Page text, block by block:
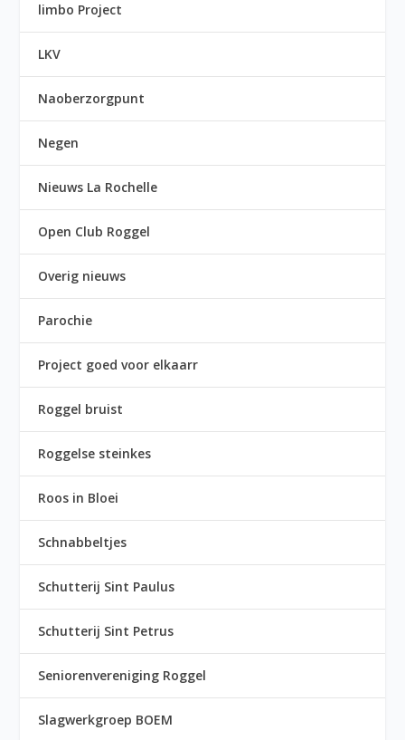
limbo Project
LKV
Naoberzorgpunt
Negen
Nieuws La Rochelle
Open Club Roggel
Overig nieuws
Parochie
Project goed voor elkaarr
Roggel bruist
Roggelse steinkes
Roos in Bloei
Schnabbeltjes
Schutterij Sint Paulus
Schutterij Sint Petrus
Seniorenvereniging Roggel
Slagwerkgroep BOEM